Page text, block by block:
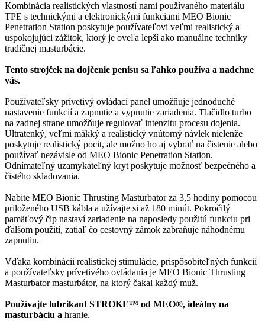
Kombinácia realistických vlastností nami používaného materiálu
TPE s technickými a elektronickými funkciami MEO Bionic
Penetration Station poskytuje používateľovi veľmi realistický a
uspokojujúci zážitok, ktorý je oveľa lepší ako manuálne techniky
tradičnej masturbácie.
Tento strojček na dojčenie penisu sa ľahko používa a nadchne
vás.
Používateľsky prívetivý ovládací panel umožňuje jednoduché
nastavenie funkcií a zapnutie a vypnutie zariadenia. Tlačidlo turbo
na zadnej strane umožňuje regulovať intenzitu procesu dojenia.
Ultratenký, veľmi mäkký a realistický vnútorný návlek nielenže
poskytuje realistický pocit, ale možno ho aj vybrať na čistenie alebo
používať nezávisle od MEO Bionic Penetration Station.
Odnímateľný uzamykateľný kryt poskytuje možnosť bezpečného a
čistého skladovania.
Nabite MEO Bionic Thrusting Masturbator za 3,5 hodiny pomocou
priloženého USB kábla a užívajte si až 180 minút. Pokročilý
pamäťový čip nastaví zariadenie na naposledy použitú funkciu pri
ďalšom použití, zatiaľ čo cestovný zámok zabraňuje náhodnému
zapnutiu.
Vďaka kombinácii realistickej stimulácie, prispôsobiteľných funkcií
a používateľsky prívetivého ovládania je MEO Bionic Thrusting
Masturbator masturbátor, na ktorý čakal každý muž.
Používajte lubrikant STROKE™ od MEO®, ideálny na
masturbáciu a hranie.